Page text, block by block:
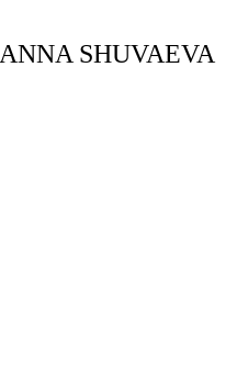
ANNA SHUVAEVA